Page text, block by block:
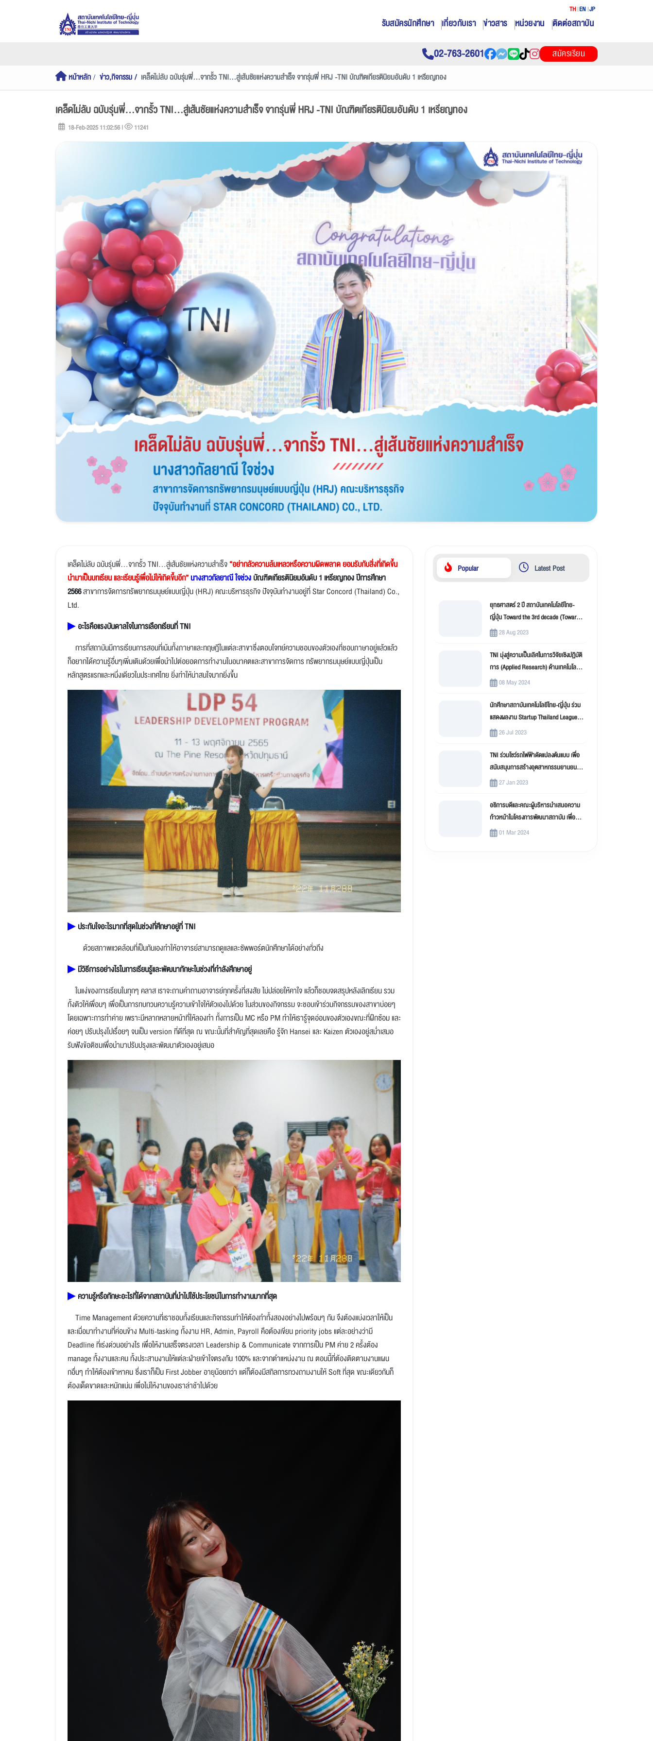
รับสมัครนักศึกษา เกี่ยวกับเรา ข่าวสาร หน่วยงาน ติดต่อสถาบัน
TH EN JP
02-763-2601 สมัครเรียน
หน้าหลัก ข่าว,กิจกรรม เคล็ดไม่ลับ ฉบับรุ่นพี่...จากรั้ว TNI...สู่เส้นชัยแห่งความสำเร็จ จากรุ่นพี่ HRJ -TNI บัณฑิตเกียรตินิยมอันดับ 1 เหรียญทอง
เคล็ดไม่ลับ ฉบับรุ่นพี่...จากรั้ว TNI...สู่เส้นชัยแห่งความสำเร็จ จากรุ่นพี่ HRJ -TNI บัณฑิตเกียรตินิยมอันดับ 1 เหรียญทอง
18-Feb-2025 11:02:56 | 11241
เคล็ดไม่ลับ ฉบับรุ่นพี่...จากรั้ว TNI...สู่เส้นชัยแห่งความสำเร็จ“อย่ากลัวความล้มเหลวหรือความผิดพลาด ยอมรับกับสิ่งที่เกิดขึ้น
นำมาเป็นบทเรียน และเรียนรู้เพื่อไม่ให้เกิดขึ้นอีก”นางสาวกัลยาณี ใจช่วงบัณฑิตเกียรตินิยมอันดับ 1 เหรียญทอง ปีการศึกษา
2566สาขาการจัดการทรัพยากรมนุษย์แบบญี่ปุ่น (HRJ) คณะบริหารธุรกิจ ปัจจุบันทำงานอยู่ที่ Star Concord (Thailand) Co.,
Ltd.
▶อะไรคือแรงบันดาลใจในการเลือกเรียนที่ TNI
การที่สถาบันมีการเรียนการสอนที่เน้นทั้งภาษาและทฤษฎีในแต่ละสาขาซึ่งตอบโจทย์ความชอบของตัวเองที่ชอบภาษาอยู่แล้วแล้ว
ก็อยากได้ความรู้อื่นๆเพิ่มเติมด้วยเพื่อนำไปต่อยอดการทำงานในอนาคตและสาขาการจัดการ ทรัพยากรมนุษย์แบบญี่ปุ่นเป็น
หลักสูตรแรกและหนึ่งเดียวในประเทศไทย ยิ่งทำให้น่าสนใจมากยิ่งขึ้น
▶ประทับใจอะไรมากที่สุดในช่วงที่ศึกษาอยู่ที่ TNI
ด้วยสภาพแวดล้อมที่เป็นกันเองทำให้อาจารย์สามารถดูแลและซัพพอร์ตนักศึกษาได้อย่างทั่วถึง
▶มีวิธีการอย่างไรในการเรียนรู้และพัฒนาทักษะในช่วงที่กำลังศึกษาอยู่
ในแง่ของการเรียนในทุกๆ คลาส เราจะถามคำถามอาจารย์ทุกครั้งที่สงสัย ไม่ปล่อยให้คาใจ แล้วก็ชอบจดสรุปหลังเลิกเรียน รวม
ทั้งติวให้เพื่อนๆ เพื่อเป็นการทบทวนความรู้ความเข้าใจให้ตัวเองไปด้วย ในส่วนของกิจกรรม จะชอบเข้าร่วมกิจกรรมของสาขาบ่อยๆ
โดยเฉพาะการทำค่าย เพราะมีหลากหลายหน้าที่ให้ลองทำ ทั้งการเป็น MC หรือ PM ทำให้เรารู้จุดอ่อนของตัวเองขณะที่ฝึกซ้อม และ
ค่อยๆ ปรับปรุงไปเรื่อยๆ จนเป็น version ที่ดีที่สุด ณ ขณะนั้นที่สำคัญที่สุดเลยคือ รู้จัก Hansei และ Kaizen ตัวเองอยู่สม่ำเสมอ
รับฟังข้อติชมเพื่อนำมาปรับปรุงและพัฒนาตัวเองอยู่เสมอ
▶ความรู้หรือทักษะอะไรที่ได้จากสถาบันที่นำไปใช้ประโยชน์ในการทำงานมากที่สุด
Time Management ด้วยความที่เราชอบทั้งเรียนและกิจกรรมทำให้ต้องทำทั้งสองอย่างไปพร้อมๆ กัน จึงต้องแบ่งเวลาให้เป็น
และเมื่อมาทำงานที่ค่อนข้าง Multi-tasking ทั้งงาน HR, Admin, Payroll คือต้องเขียน priority jobs แต่ละอย่างว่ามี
Deadline ที่เร่งด่วนอย่างไร เพื่อให้งานเสร็จตรงเวลา Leadership & Communicate จากการเป็น PM ค่าย 2 ครั้งต้อง
manage ทั้งงานและคน ทั้งประสานงานให้แต่ละฝ่ายเข้าใจตรงกัน 100% และจากตำแหน่งงาน ณ ตอนนี้ที่ต้องติดตามงานแผน
กอื่นๆ ทำให้ต้องเข้าหาคน ซึ่งเราก็เป็น First Jobber อายุน้อยกว่า แต่ก็ต้องมีสกิลการทวงถามงานให้ Soft ที่สุด ขณะเดียวกันก็
ต้องเด็ดขาดและหนักแน่น เพื่อไม่ให้งานของเราล่าช้าไปด้วย
Popular Latest Post
ยุทธศาสตร์ 2 ปี สถาบันเทคโนโลยีไทย-
ญี่ปุ่น Toward the 3rd decade (Toward
New Innovation –TNI)
28 Aug 2023
TNI มุ่งสู่ความเป็นเลิศในการวิจัยเชิงปฏิบัติ
การ (Applied Research) ด้านเทคโนโลยี
สารสนเทศ
08 May 2024
นักศึกษาสถาบันเทคโนโลยีไทย-ญี่ปุ่น ร่วม
แสดงผลงาน Startup Thailand League
202326 Jul 2023
TNI ร่วมโชว์รถไฟฟ้าดัดแปลงต้นแบบ เพื่อ
สนับสนุนการสร้างอุตสาหกรรมยานยนต์
ไฟฟ้าดัดแปลง (EV Conversion)
27 Jan 2023
อธิการบดีและคณะผู้บริหารนำเสนอความ
ก้าวหน้าในโครงการพัฒนาสถาบัน เพื่อขับ
เคลื่อน สถาบันเทคโนโลยีไทย-ญี่ปุ่น (TNI)
01 Mar 2024